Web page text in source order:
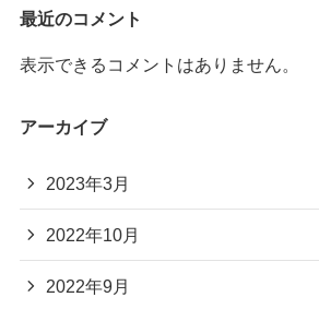
最近のコメント
表示できるコメントはありません。
アーカイブ
2023年3月
2022年10月
2022年9月